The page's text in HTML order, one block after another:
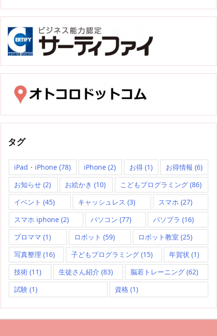
タグ
iPad・iPhone (78) iPhone (2) お得(1) お得情報 (6)
お知らせ (2) お絵かき (10) こどもプログラミング(86)
イベント (45) キャッシュレス (3) スマホ (27)
スマホ iphone (2) パソコン (77) パソプラ (16)
プロママ (1) ロボット (59) ロボット教室 (25)
写真整理 (16) 子どもプログラミング (15) 年賀状 (1)
技術 (11) 生徒さん紹介 (83) 脳若トレーニング (62)
試験 (1) 資格 (1)